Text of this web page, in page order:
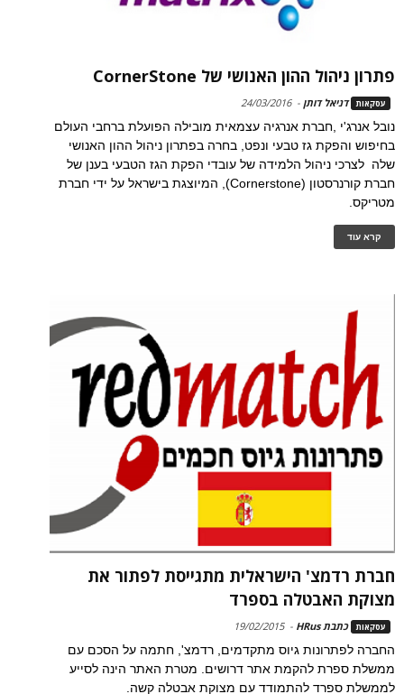
פתרון ניהול ההון האנושי של CornerStone
עסקאות דניאל דותן -
24/03/2016
נובל אנרג'י ,חברת אנרגיה עצמאית מובילה הפועלת ברחבי העולם
בחיפוש והפקת גז טבעי ונפט, בחרה בפתרון ניהול ההון האנושי
שלה לצרכי ניהול הלמידה של עובדי הפקת הגז הטבעי בענן של
חברת קורנרסטון (Cornerstone), המיוצגת בישראל על ידי חברת
מטריקס.
קרא עוד
חברת רדמצ' הישראלית מתגייסת לפתור את
מצוקת האבטלה בספרד
עסקאות כתבת HRus -
19/02/2015
החברה לפתרונות גיוס מתקדמים, רדמצ', חתמה על הסכם עם
ממשלת ספרת להקמת אתר דרושים. מטרת האתר הינה לסייע
לממשלת ספרד להתמודד עם מצוקת אבטלה קשה.